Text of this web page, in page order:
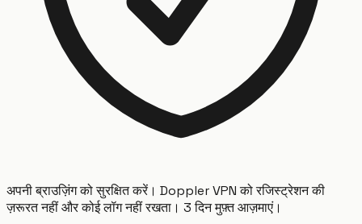
अपनी ब्राउज़िंग को सुरक्षित करें। Doppler VPN को रजिस्ट्रेशन की
ज़रूरत नहीं और कोई लॉग नहीं रखता। 3 दिन मुफ़्त आज़माएं।